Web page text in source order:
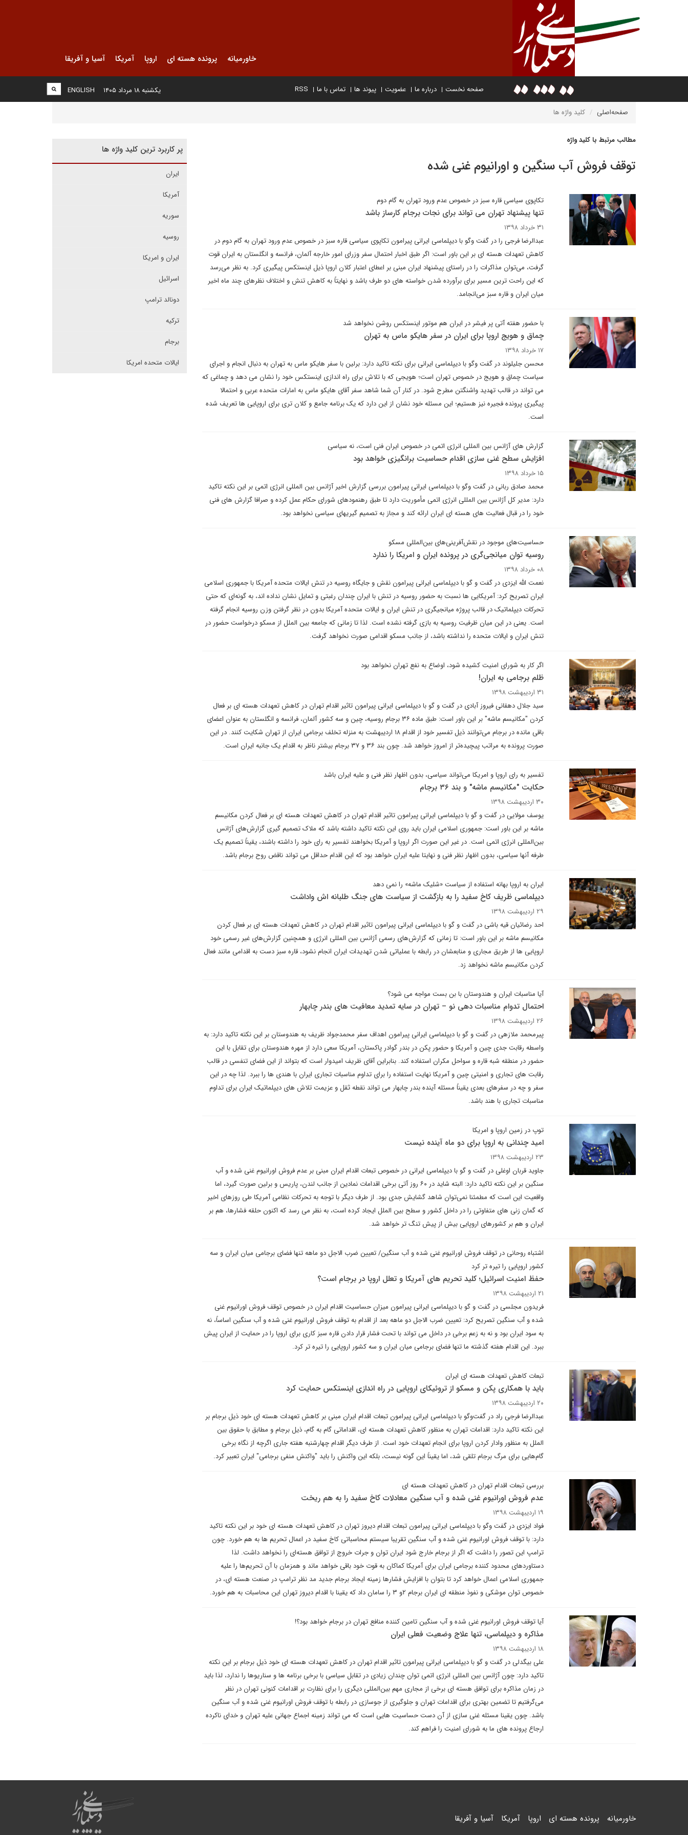
خاورمیانه پرونده هسته ای اروپا آمریکا آسیا و آفریقا
صفحه نخست درباره ما عضویت پیوند ها تماس با ما RSS
ENGLISH یکشنبه ۱۸ مرداد ۱۴۰۵
صفحه‌اصلی کلید واژه ها
مطالب مرتبط با کلید واژه
توقف فروش آب سنگین و اورانیوم غنی شده
تکاپوی سیاسی قاره سبز در خصوص عدم ورود تهران به گام دوم
تنها پیشنهاد تهران می تواند برای نجات برجام کارساز باشد
۳۱ خرداد ۱۳۹۸
عبدالرضا فرجی را در گفت وگو با دیپلماسی ایرانی پیرامون تکاپوی سیاسی قاره سبز در خصوص عدم ورود تهران به گام دوم در
کاهش تعهدات هسته ای بر این باور است: اگر طبق اخبار احتمال سفر وزرای امور خارجه آلمان، فرانسه و انگلستان به ایران قوت
گرفت، می‌توان مذاکرات را در راستای پیشنهاد ایران مبنی بر اعطای اعتبار کلان اروپا ذیل اینستکس پیگیری کرد. به نظر می‌رسد
که این راحت ترین مسیر برای برآورده شدن خواسته های دو طرف باشد و نهایتاً به کاهش تنش و اختلاف نظرهای چند ماه اخیر
میان ایران و قاره سبز می‌انجامد.
با حضور هفته آتی پر فیشر در ایران هم موتور اینستکس روشن نخواهد شد
چماق و هویج اروپا برای ایران در سفر هایکو ماس به تهران
۱۷ خرداد ۱۳۹۸
محسن جلیلوند در گفت وگو با دیپلماسی ایرانی برای نکته تاکید دارد: برلین با سفر هایکو ماس به تهران به دنبال انجام و اجرای
سیاست چماق و هویج در خصوص تهران است؛ هویجی که با تلاش برای راه اندازی اینستکس خود را نشان می دهد و چماغی که
می تواند در قالب تهدید واشنگتن مطرح شود. در کنار آن شما شاهد سفر آقای هایکو ماس به امارات متحده عربی و احتمالا
پیگیری پرونده فجیره نیز هستیم؛ این مسئله خود نشان از این دارد که یک برنامه جامع و کلان تری برای اروپایی ها تعریف شده
است.
گزارش های آژانس بین المللی انرژی اتمی در خصوص ایران فنی است، نه سیاسی
افزایش سطح غنی سازی اقدام حساسیت برانگیزی خواهد بود
۱۵ خرداد ۱۳۹۸
محمد صادق ربانی در گفت وگو با دیپلماسی ایرانی پیرامون بررسی گزارش اخیر آژانس بین المللی انرژی اتمی بر این نکته تاکید
دارد: مدیر کل آژانس بین المللی انرژی اتمی مأموریت دارد تا طبق رهنمودهای شورای حکام عمل کرده و صرافا گزارش های فنی
خود را در قبال فعالیت های هسته ای ایران ارائه کند و مجاز به تصمیم گیری‎های سیاسی نخواهد بود.
حساسیت‌های موجود در نقش‌آفرینی‌های بین‌المللی مسکو
روسیه توان میانجی‌گری در پرونده ایران و امریکا را ندارد
۰۸ خرداد ۱۳۹۸
نعمت الله ایزدی در گفت و گو با دیپلماسی ایرانی پیرامون نقش و جایگاه روسیه در تنش ایالات متحده آمریکا با جمهوری اسلامی
ایران تصریح کرد: آمریکایی ها نسبت به حضور روسیه در تنش با ایران چندان رغبتی و تمایل نشان نداده اند، به گونه‌ای که حتی
تحرکات دیپلماتیک در قالب پروژه میانجیگری در تنش ایران و ایالات متحده آمریکا بدون در نظر گرفتن وزن روسیه انجام گرفته
است. یعنی در این میان ظرفیت روسیه به بازی گرفته نشده است. لذا تا زمانی که جامعه بین الملل از مسکو درخواست حضور در
تنش ایران و ایالات متحده را نداشته باشد، از جانب مسکو اقدامی صورت نخواهد گرفت.
اگر کار به شورای امنیت کشیده شود، اوضاع به نفع تهران نخواهد بود
ظلم برجامی به ایران!
۳۱ اردیبهشت ۱۳۹۸
سید جلال دهقانی فیروز آبادی در گفت و گو با دیپلماسی ایرانی پیرامون تاثیر اقدام تهران در کاهش تعهدات هسته ای بر فعال
کردن "مکانیسم ماشه" بر این باور است: طبق ماده ۳۶ برجام روسیه، چین و سه کشور آلمان، فرانسه و انگلستان به عنوان اعضای
باقی مانده در برجام می‌توانند ذیل تفسیر خود از اقدام ۱۸ اردیبهشت به منزله تخلف برجامی ایران از تهران شکایت کنند. در این
صورت پرونده به مراتب پیچیده‌تر از امروز خواهد شد. چون بند ۳۶ و ۳۷ برجام بیشتر ناظر به اقدام یک جانبه ایران است.
تفسیر به رای اروپا و امریکا می‌تواند سیاسی، بدون اظهار نظر فنی و علیه ایران باشد
حکایت "مکانیسم ماشه" و بند ۳۶ برجام
۳۰ اردیبهشت ۱۳۹۸
یوسف مولایی در گفت و گو با دیپلماسی ایرانی پیرامون تاثیر اقدام تهران در کاهش تعهدات هسته ای بر فعال کردن مکانیسم
ماشه بر این باور است: جمهوری اسلامی ایران باید روی این نکته تاکید داشته باشد که ملاک تصمیم گیری گزارش‌های آژانس
بین‌المللی انرژی اتمی است. در غیر این صورت اگر اروپا و آمریکا بخواهند تفسیر به رای خود را داشته باشند، یقیناً تصمیم یک
طرفه آنها سیاسی، بدون اظهار نظر فنی و نهایتا علیه ایران خواهد بود که این اقدام حداقل می تواند ناقض روح برجام باشد.
ایران به اروپا بهانه استفاده از سیاست «شلیک ماشه» را نمی دهد
دیپلماسی ظریف کاخ سفید را به بازگشت از سیاست های جنگ طلبانه اش واداشت
۲۹ اردیبهشت ۱۳۹۸
احد رضائیان قیه باشی در گفت و گو با دیپلماسی ایرانی پیرامون تاثیر اقدام تهران در کاهش تعهدات هسته ای بر فعال کردن
مکانیسم ماشه بر این باور است: تا زمانی که گزارش‌های رسمی آژانس بین المللی انرژی و همچنین گزارش‌های غیر رسمی خود
اروپایی ها از طریق مجاری و منابعشان در رابطه با عملیاتی شدن تهدیدات ایران انجام نشود، قاره سبز دست به اقدامی مانند فعال
کردن مکانیسم ماشه نخواهد زد.
آیا مناسبات ایران و هندوستان با بن بست مواجه می شود؟
احتمال تدوام مناسبات دهی نو – تهران در سایه تمدید معافیت های بندر چابهار
۲۶ اردیبهشت ۱۳۹۸
پیرمحمد ملازهی در گفت و گو با دیپلماسی ایرانی پیرامون اهداف سفر محمدجواد ظریف به هندوستان بر این نکته تاکید دارد: به
واسطه رقابت جدی چین و آمریکا و حضور پکن در بندر گوادر پاکستان، آمریکا سعی دارد از مهره هندوستان برای تقابل با این
حضور در منطقه شبه قاره و سواحل مکران استفاده کند. بنابراین آقای ظریف امیدوار است که بتواند از این فضای تنفسی در قالب
رقابت های تجاری و امنیتی چین و آمریکا نهایت استفاده را برای تداوم مناسبات تجاری ایران با هندی ها را ببرد. لذا چه در این
سفر و چه در سفرهای بعدی یقیناً مسئله آینده بندر چابهار می تواند نقطه ثقل و عزیمت تلاش های دیپلماتیک ایران برای تداوم
مناسبات تجاری با هند باشد.
توپ در زمین اروپا و امریکا
امید چندانی به اروپا برای دو ماه آینده نیست
۲۳ اردیبهشت ۱۳۹۸
جاوید قربان اوغلی در گفت و گو با دیپلماسی ایرانی در خصوص تبعات اقدام ایران مبنی بر عدم فروش اورانیوم غنی شده و آب
سنگین بر این نکته تاکید دارد: البته شاید در ۶۰ روز آتی برخی اقدامات نمادین از جانب لندن، پاریس و برلین صورت گیرد، اما
واقعیت این است که مطمئنا نمی‌توان شاهد گشایش جدی بود. از طرف دیگر با توجه به تحرکات نظامی آمریکا طی روزهای اخیر
که گمان زنی های متفاوتی را در داخل کشور و سطح بین الملل ایجاد کرده است، به نظر می رسد که اکنون حلقه فشارها، هم بر
ایران و هم بر کشورهای اروپایی بیش از پیش تنگ تر خواهد شد.
اشتباه روحانی در توقف فروش اورانیوم غنی شده و آب سنگین/ تعیین ضرب الاجل دو ماهه تنها فضای برجامی میان ایران و سه
کشور اروپایی را تیره تر کرد
حفظ امنیت اسرائیل؛ کلید تحریم های آمریکا و تعلل اروپا در برجام است؟
۲۱ اردیبهشت ۱۳۹۸
فریدون مجلسی در گفت و گو با دیپلماسی ایرانی پیرامون میزان حساسیت اقدام ایران در خصوص توقف فروش اورانیوم غنی
شده و آب سنگین تصریح کرد: تعیین ضرب الاجل دو ماهه بعد از اقدام به توقف فروش اورانیوم غنی شده و آب سنگین اساساً، نه
به سود ایران بود و نه به زعم برخی در داخل می تواند با تحت فشار قرار دادن قاره سبز کاری برای اروپا را در حمایت از ایران پیش
ببرد. این اقدام هفته گذشته ما تنها فضای برجامی میان ایران و سه کشور اروپایی را تیره تر کرد.
تبعات کاهش تعهدات هسته ای ایران
باید با همکاری پکن و مسکو از تروئیکای اروپایی در راه اندازی اینستکس حمایت کرد
۲۰ اردیبهشت ۱۳۹۸
عبدالرضا فرجی راد در گفت‌وگو با دیپلماسی ایرانی پیرامون تبعات اقدام ایران مبنی بر کاهش تعهدات هسته ای خود ذیل برجام بر
این نکته تاکید دارد: اقدامات تهران به منظور کاهش تعهدات هسته ای، اقداماتی گام به گام، ذیل برجام و مطابق با حقوق بین
الملل به منظور وادار کردن اروپا برای انجام تعهدات خود است. از طرف دیگر اقدام چهارشنبه هفته جاری اگرچه از نگاه برخی
گام‌هایی برای مرگ برجام تلقی شد، اما یقیناً این گونه نیست، بلکه این واکنش را باید "واکنش منفی برجامی" ایران تعبیر کرد.
بررسی تبعات اقدام تهران در کاهش تعهدات هسته ای
عدم فروش اورانیوم غنی شده و آب سنگین معادلات کاخ سفید را به هم ریخت
۱۹ اردیبهشت ۱۳۹۸
فواد ایزدی در گفت وگو با دیپلماسی ایرانی پیرامون تبعات اقدام دیروز تهران در کاهش تعهدات هسته ای خود بر این نکته تاکید
دارد: با توقف فروش اورانیوم غنی شده و آب سنگین تقریبا سیستم محاسباتی کاخ سفید در اعمال تحریم ها به هم خورد. چون
ترامپ این تصور را داشت که اگر از برجام خارج شود ایران توان و جرات خروج از توافق هسته‌ای را نخواهد داشت. لذا
دستاوردهای محدود کننده برجامی ایران برای آمریکا کماکان به قوت خود باقی خواهد ماند و همزمان با آن تحریم‌ها را علیه
جمهوری اسلامی اعمال خواهد کرد تا بتوان با افزایش فشارها زمینه ایجاد برجام جدید مد نظر ترامپ در صنعت هسته ای، در
خصوص توان موشکی و نفوذ منطقه ای ایران برجام ۲و ۳ را سامان داد که یقینا با اقدام دیروز تهران این محاسبات به هم خورد.
آیا توقف فروش اورانیوم غنی شده و آب سنگین تامین کننده منافع تهران در برجام خواهد بود؟!
مذاکره و دیپلماسی، تنها علاج وضعیت فعلی ایران
۱۸ اردیبهشت ۱۳۹۸
علی بیگدلی در گفت و گو با دیپلماسی ایرانی پیرامون تاثیر اقدام تهران در کاهش تعهدات هسته ای خود ذیل برجام بر این نکته
تاکید دارد: چون آژانس بین المللی انرژی اتمی توان چندان زیادی در تقابل سیاسی با برخی برنامه ها و سناریوها را ندارد، لذا باید
در زمان مذاکره برای توافق هسته ای برخی از مجاری مهم بین‌المللی دیگری را برای نظارت بر اقدامات کنونی تهران در نظر
می‌گرفتیم تا تضمین بهتری برای اقدامات تهران و جلوگیری از جوسازی در رابطه با توقف فروش اورانیوم غنی شده و آب سنگین
باشد. چون یقینا مسئله غنی سازی از آن دست حساسیت هایی است که می تواند زمینه اجماع جهانی علیه تهران و خدای ناکرده
ارجاع پرونده های ما به شورای امنیت را فراهم کند.
پر کاربرد ترین کلید واژه ها
ایران
آمریکا
سوریه
روسیه
ایران و امریکا
اسرائیل
دونالد ترامپ
ترکیه
برجام
ایالات متحده امریکا
خاورمیانه پرونده هسته ای اروپا آمریکا آسیا و آفریقا